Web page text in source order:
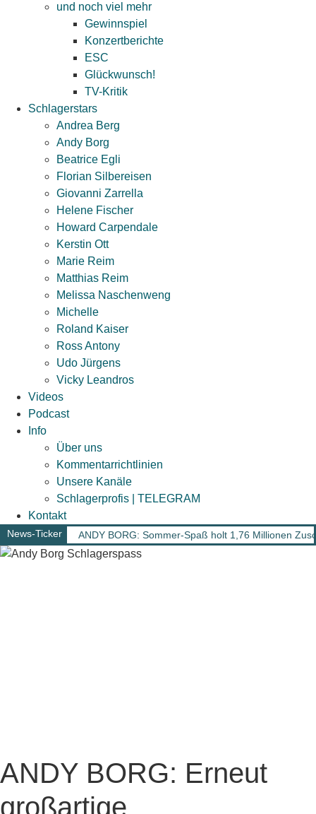
und noch viel mehr
Gewinnspiel
Konzertberichte
ESC
Glückwunsch!
TV-Kritik
Schlagerstars
Andrea Berg
Andy Borg
Beatrice Egli
Florian Silbereisen
Giovanni Zarrella
Helene Fischer
Howard Carpendale
Kerstin Ott
Marie Reim
Matthias Reim
Melissa Naschenweng
Michelle
Roland Kaiser
Ross Antony
Udo Jürgens
Vicky Leandros
Videos
Podcast
Info
Über uns
Kommentarrichtlinien
Unsere Kanäle
Schlagerprofis | TELEGRAM
Kontakt
News-Ticker ANDY BORG: Sommer-Spaß holt 1,76 Millionen
ANDY BORG: Erneut
großartige